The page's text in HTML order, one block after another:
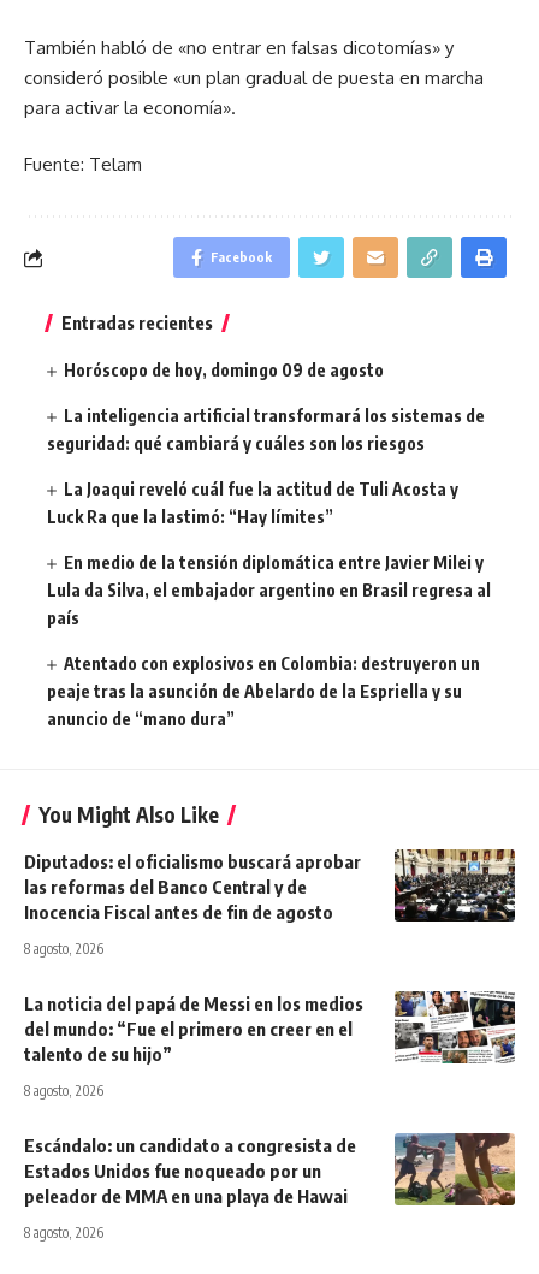
También habló de «no entrar en falsas dicotomías» y
consideró posible «un plan gradual de puesta en marcha
para activar la economía».
Fuente: Telam
Facebook
Entradas recientes
Horóscopo de hoy, domingo 09 de agosto
La inteligencia artificial transformará los sistemas de
seguridad: qué cambiará y cuáles son los riesgos
La Joaqui reveló cuál fue la actitud de Tuli Acosta y
Luck Ra que la lastimó: “Hay límites”
En medio de la tensión diplomática entre Javier Milei y
Lula da Silva, el embajador argentino en Brasil regresa al
país
Atentado con explosivos en Colombia: destruyeron un
peaje tras la asunción de Abelardo de la Espriella y su
anuncio de “mano dura”
You Might Also Like
Diputados: el oficialismo buscará aprobar
las reformas del Banco Central y de
Inocencia Fiscal antes de fin de agosto
8 agosto, 2026
La noticia del papá de Messi en los medios
del mundo: “Fue el primero en creer en el
talento de su hijo”
8 agosto, 2026
Escándalo: un candidato a congresista de
Estados Unidos fue noqueado por un
peleador de MMA en una playa de Hawai
8 agosto, 2026